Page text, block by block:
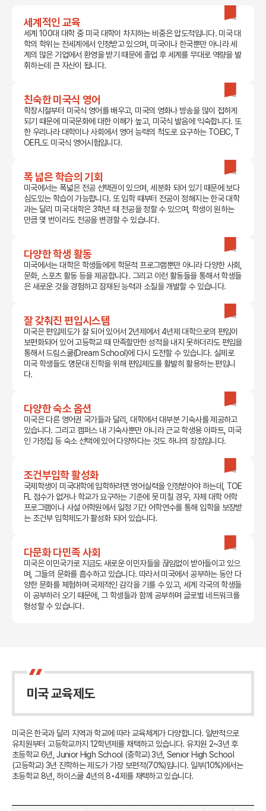
세계적인 교육
세계 100대 대학 중 미국 대학이 차지하는 비중은 압도적입니다. 미국 대
학의 학위는 전세계에서 인정받고 있으며, 미국이나 한국뿐만 아니라 세
계의 많은 기업에서 환영을 받기 때문에 졸업 후 세계를 무대로 역량을 발
휘하는데 큰 자산이 됩니다.
친숙한 미국식 영어
학창시절부터 미국식 영어를 배우고, 미국의 영화나 방송을 많이 접하게
되기 때문에 미국문화에 대한 이해가 높고, 미국식 발음에 익숙합니다. 또
한 우리나라 대학이나 사회에서 영어 능력의 척도로 요구하는 TOEIC, T
OEFL도 미국식 영어시험입니다.
폭 넓은 학습의 기회
미국에서는 폭넓은 전공 선택권이 있으며, 세분화 되어 있기 때문에 보다
심도있는 학습이 가능합니다. 또 입학 때부터 전공이 정해지는 한국 대학
과는 달리 미국 대학은 3학년 때 전공을 정할 수 있으며, 학생이 원하는
만큼 몇 번이라도 전공을 변경할 수 있습니다.
다양한 학생 활동
미국에서는 대학은 학생들에게 학문적 프로그램뿐만 아니라 다양한 사회,
문화, 스포츠 활동 등을 제공합니다. 그리고 이런 활동들을 통해서 학생들
은 새로운 것을 경험하고 잠재된 능력과 소질을 개발할 수 있습니다.
잘 갖춰진 편입시스템
미국은 편입제도가 잘 되어 있어서 2년제에서 4년제 대학으로의 편입이
보편화되어 있어 고등학교 때 만족할만한 성적을 내지 못하더라도 편입을
통해서 드림스쿨(Dream School)에 다시 도전할 수 있습니다. 실제로
미국 학생들도 명문대 진학을 위해 편입제도를 활발히 활용하는 편입니
다.
다양한 숙소 옵션
미국은 다른 영어권 국가들과 달리, 대학에서 대부분 기숙사를 제공하고
있습니다. 그리고 캠퍼스 내 기숙사뿐만 아니라 근교 학생용 아파트, 미국
인 가정집 등 숙소 선택에 있어 다양하다는 것도 하나의 장점입니다.
조건부입학 활성화
국제학생이 미국대학에 입학하려면 영어실력을 인정받아야 하는데, TOE
FL 점수가 없거나 학교가 요구하는 기준에 못 미칠 경우, 자체 대학 어학
프로그램이나 사설 어학원에서 일정 기간 어학연수를 통해 입학을 보장받
는 조건부 입학제도가 활성화 되어 있습니다.
다문화 다민족 사회
미국은 이민국가로 지금도 새로운 이민자들을 끊임없이 받아들이고 있으
며, 그들의 문화를 흡수하고 있습니다. 따라서 미국에서 공부하는 동안 다
양한 문화를 체험하며 국제적인 감각을 기를 수 있고, 세계 각국의 학생들
이 공부하러 오기 때문에, 그 학생들과 함께 공부하며 글로벌 네트워크를
형성할 수 있습니다.
미국 교육제도
미국은 한국과 달리 지역과 학교에 따라 교육체계가 다양합니다. 일반적으로
유치원부터 고등학교까지 12학년제를 채택하고 있습니다. 유치원 2~3년 후
초등학교 6년, Junior High School (중학교) 3년, Senior High School
(고등학교) 3년 진학하는 제도가 가장 보편적(70%)입니다. 일부(10%)에서는
초등학교 8년, 하이스쿨 4년의 8•4제를 채택하고 있습니다.